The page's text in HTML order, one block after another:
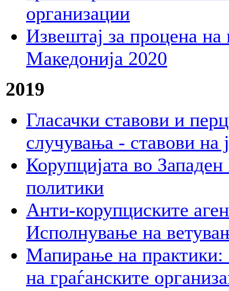
организации
Извештај за процена на
Македонија 2020
2019
Гласачки ставови и
случувања - ставови на
Корупцијата во
политики
Анти-корупциските
Исполнување на
Мапирање на практики:
на граѓанските